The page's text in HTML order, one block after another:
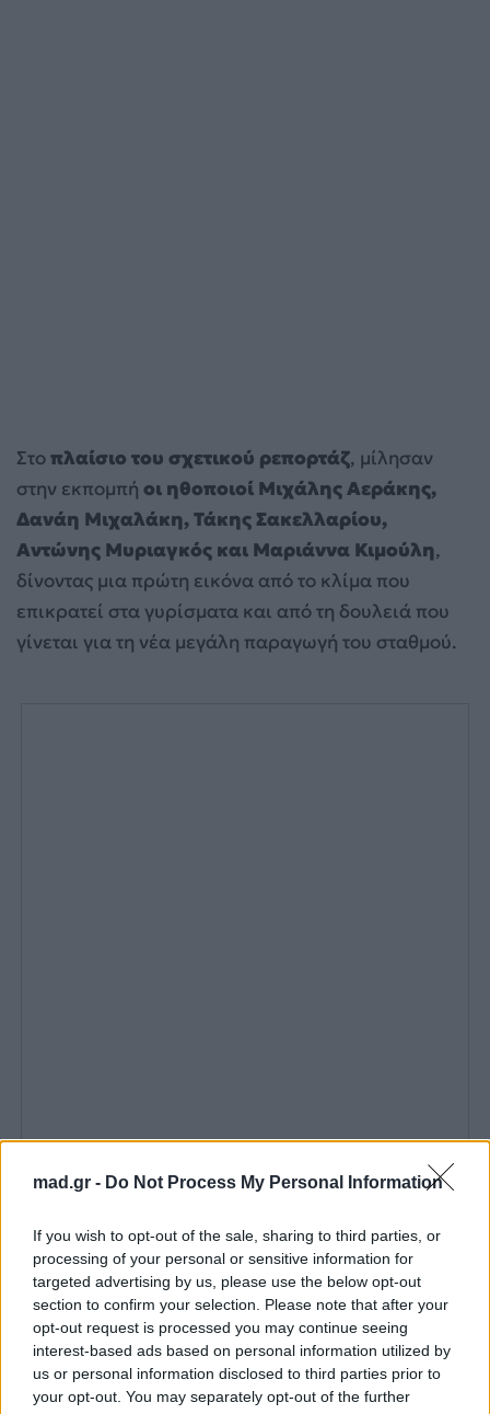
mad.gr - Do Not Process My Personal Information
If you wish to opt-out of the sale, sharing to third parties, or
processing of your personal or sensitive information for
targeted advertising by us, please use the below opt-out
section to confirm your selection. Please note that after your
opt-out request is processed you may continue seeing
interest-based ads based on personal information utilized by
us or personal information disclosed to third parties prior to
your opt-out. You may separately opt-out of the further
Στοπλαίσιο του σχετικού ρεπορτάζ, μίλησαν
στην εκπομπή οι ηθοποιοί Μιχάλης Αεράκης,
Δανάη Μιχαλάκη, Τάκης Σακελλαρίου,
Αντώνης Μυριαγκός και Μαριάννα Κιμούλη,
δίνοντας μια πρώτη εικόνα από το κλίμα που
επικρατεί στα γυρίσματα και από τη δουλειά που
γίνεται για τη νέα μεγάλη παραγωγή του σταθμού.